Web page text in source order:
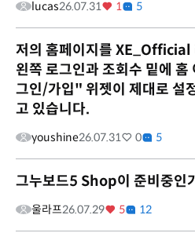
lucas26.07.31 1 5
저의 홈페이지를 XE_Official
왼쪽 로그인과 조회수 밑에
그인/가입" 위젯이 제대로 설
고 있습니다.
youshine26.07.31 0 5
그누보드5 Shop이 준비중인
울라프26.07.29 5 12